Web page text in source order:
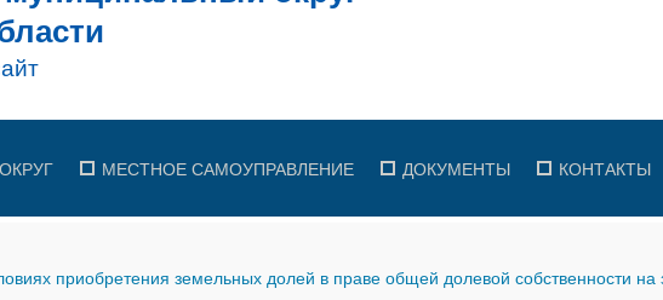
ОКРУГ МЕСТНОЕ САМОУПРАВЛЕНИЕ ДОКУМЕНТЫ КОНТАКТЫ
приобретения земельных долей в праве общей долевой собственности на